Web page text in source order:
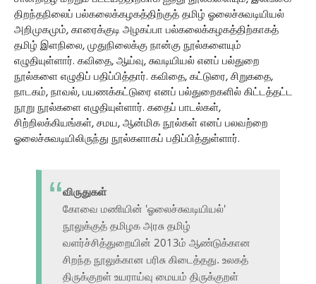
திறந்தநிலைப் பல்கலைக்கழகத்திற்குத் தமிழ் ஓலைச்சுவடியியல்
அறிமுகமும், காரைக்குடி அழகப்பா பல்கலைக்கழகத்திற்காகத்
தமிழ் இளநிலை, முதுநிலைக்கு நான்கு நூல்களையும்
எழுதியுள்ளார். கவிதை, ஆய்வு, சுவடியியல் எனப் பல்துறை
நூல்களை எழுதிப் பதிப்பித்தார். கவிதை, கட்டுரை, சிறுகதை,
நாடகம், நாவல், பயணக்கட்டுரை எனப் பல்துறைகளில் கிட்டத்தட்ட
நூறு நூல்களை எழுதியுள்ளார். கதைப் பாடல்கள்,
சிற்றிலக்கியங்கள், சமய, ஆன்மிக நூல்கள் எனப் பலவற்றை
ஓலைச்சுவடியிலிருந்து நூல்களாகப் பதிப்பித்துள்ளார்.
விருதுகள்
கோவை மணியின் 'ஓலைச்சுவடியியல்'
நூலுக்குத் தமிழக அரசு தமிழ்
வளர்ச்சித்துறையின் 2013ம் ஆண்டுக்கான
சிறந்த நூலுக்கான பரிசு கிடைத்தது. உலகத்
திருக்குறள் உயராய்வு மையம் திருக்குறள்